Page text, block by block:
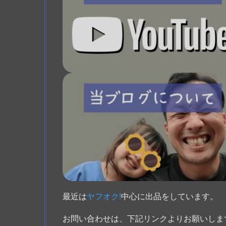
最近はヤフオク!中心に出品をしています。
お問い合わせは、下記リンクよりお願いし